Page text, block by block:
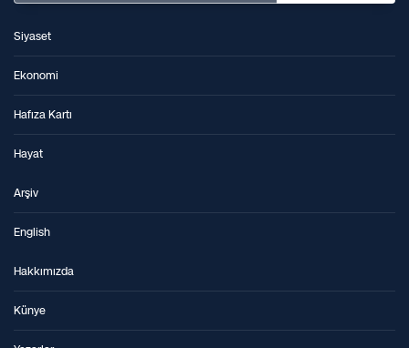
Siyaset
Ekonomi
Hafıza Kartı
Hayat
Arşiv
English
Hakkımızda
Künye